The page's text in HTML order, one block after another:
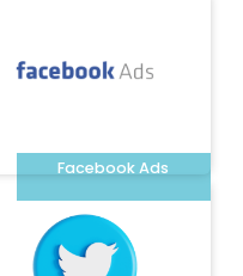
Facebook Ads